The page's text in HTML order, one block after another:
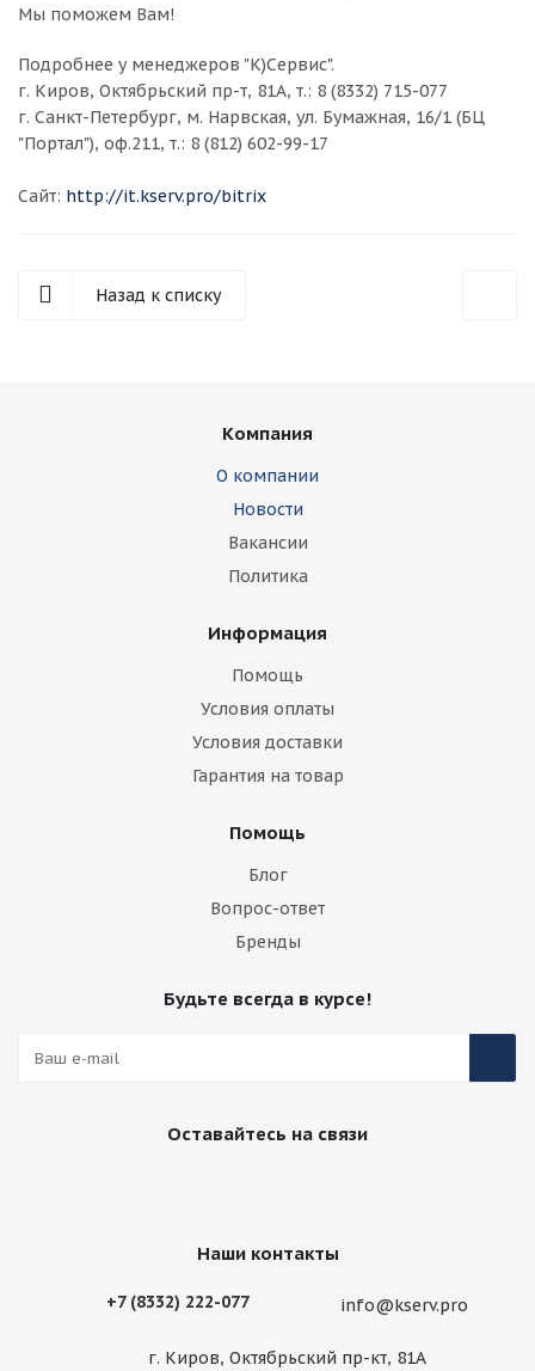
Мы поможем Вам!
Подробнее у менеджеров "К)Сервис".
г. Киров, Октябрьский пр-т, 81А, т.: 8 (8332) 715-077
г. Санкт-Петербург, м. Нарвская, ул. Бумажная, 16/1 (БЦ
"Портал"), оф.211, т.: 8 (812) 602-99-17
Сайт: http://it.kserv.pro/bitrix
Назад к списку
Компания
О компании
Новости
Вакансии
Политика
Информация
Помощь
Условия оплаты
Условия доставки
Гарантия на товар
Помощь
Блог
Вопрос-ответ
Бренды
Будьте всегда в курсе!
Оставайтесь на связи
Наши контакты
+7 (8332) 222-077 info@kserv.pro
г. Киров, Октябрьский пр-кт, 81А